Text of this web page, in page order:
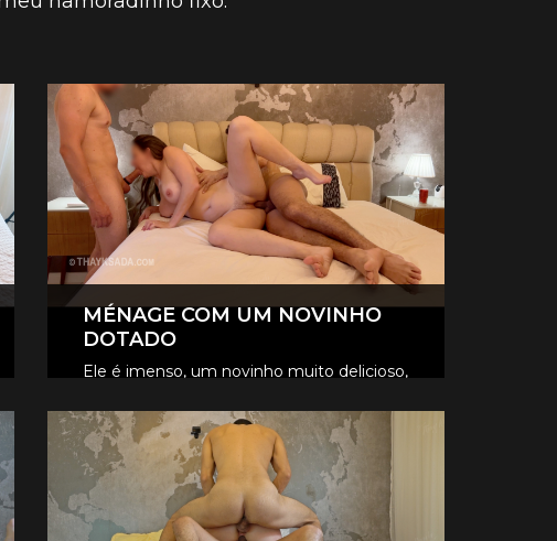
MÉNAGE COM UM NOVINHO
DOTADO
Ele é imenso, um novinho muito delicioso,
CONFIRA OS VÍDEOS VIP